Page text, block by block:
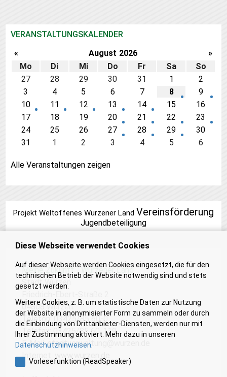
VERANSTALTUNGSKALENDER
«
August 2026
»
Mo
Di Mi Do Fr Sa
So
27
28 29 30 31 1
2
3
4 5 6 7 8
9
10
11 12 13 14 15
16
17
18 19 20 21 22
23
24
25 26 27 28 29
30
31
1 2 3 4 5 6
Alle Veranstaltungen zeigen
Projekt Weltoffenes Wurzener Land Vereinsförderung
Jugendbeteiligung
Meine Zukunft - Wurzener Land
Stadt Wurzen
04808 Wurzen
Telefon: 03425/85 60-0
Telefax: 03425/85 60-119
E-Mail:stadtverwaltung@wurzen.de
Internet:
www.wurzen.de
Diese Webseite verwendet Cookies
Auf dieser Webseite werden Cookies eingesetzt, die für den
technischen Betrieb der Website notwendig sind und stets
gesetzt werden.
Weitere Cookies, z. B. um statistische Daten zur Nutzung
der Website in anonymisierter Form zu sammeln oder durch
die Einbindung von Drittanbieter-Diensten, werden nur mit
Ihrer Zustimmung aktiviert. Mehr dazu in unseren
Datenschutzhinweisen.
Vorlesefunktion (ReadSpeaker)